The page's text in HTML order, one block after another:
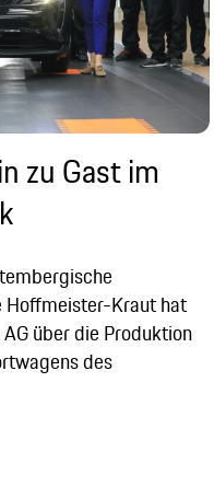
zu Gast im
Kraut hat
über die Produktion
des